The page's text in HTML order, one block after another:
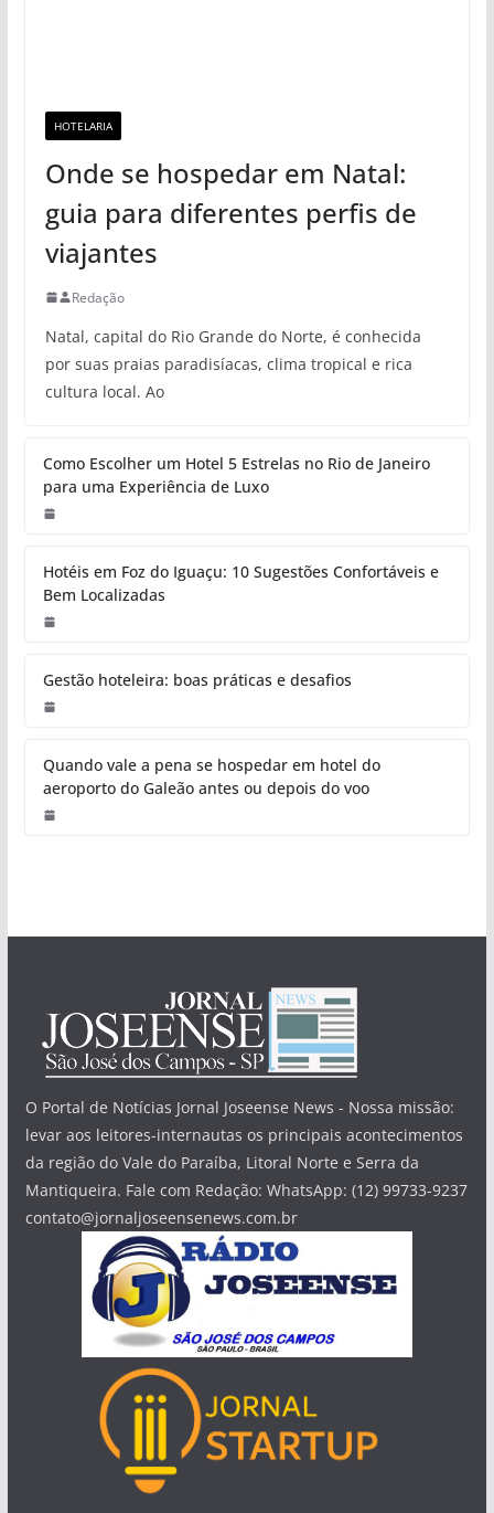
HOTELARIA
Onde se hospedar em Natal:
guia para diferentes perfis de
viajantes
Redação
Natal, capital do Rio Grande do Norte, é conhecida
por suas praias paradisíacas, clima tropical e rica
cultura local. Ao
Como Escolher um Hotel 5 Estrelas no Rio de Janeiro
para uma Experiência de Luxo
Hotéis em Foz do Iguaçu: 10 Sugestões Confortáveis e
Bem Localizadas
Gestão hoteleira: boas práticas e desafios
Quando vale a pena se hospedar em hotel do
aeroporto do Galeão antes ou depois do voo
O Portal de Notícias Jornal Joseense News - Nossa missão:
levar aos leitores-internautas os principais acontecimentos
da região do Vale do Paraíba, Litoral Norte e Serra da
Mantiqueira. Fale com Redação: WhatsApp: (12) 99733-9237
contato@jornaljoseensenews.com.br